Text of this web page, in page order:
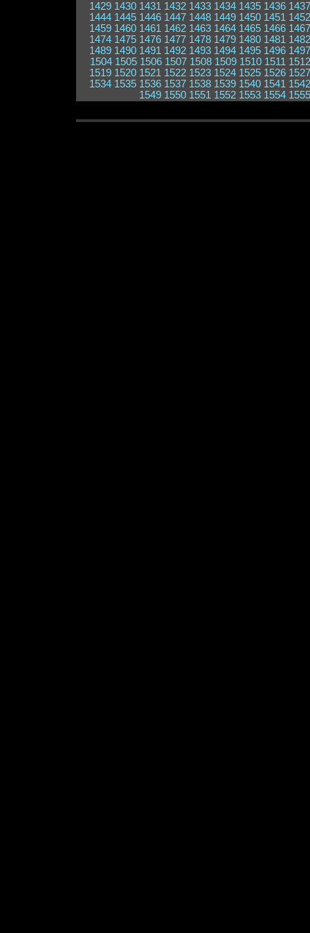
1429 1430 1431 1432 1433 1434 1435 1436 1437
1444 1445 1446 1447 1448 1449 1450 1451 1452
1459 1460 1461 1462 1463 1464 1465 1466 1467
1474 1475 1476 1477 1478 1479 1480 1481 1482
1489 1490 1491 1492 1493 1494 1495 1496 1497
1504 1505 1506 1507 1508 1509 1510 1511 1512
1519 1520 1521 1522 1523 1524 1525 1526 1527
1534 1535 1536 1537 1538 1539 1540 1541 1542
1549 1550 1551 1552 1553 1554 1555